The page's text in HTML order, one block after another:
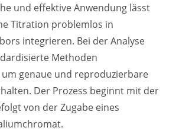
und effektive Anwendung lässt
Titration problemlos in
integrieren. Bei der Analyse
Methoden
genaue und reproduzierbare
Der Prozess beginnt mit der
von der Zugabe eines